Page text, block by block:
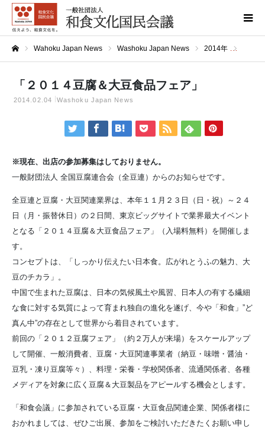
Wahoku Japan News Washoku Japan News 2014年
「２０１４豆腐＆大豆食品フェア」
2014.02.04 Washoku Japan News
※現在、出店の参加募集はしておりません。
一般財団法人 全国豆腐連合会（全豆連）からのお知らせです。
全豆連と豆腐・大豆関連業界は、本年１１月２３日（日・祝）～２４
日（月・振替休日）の２日間、東京ビッグサイトで業界最大イベント
となる「２０１４豆腐＆大豆食品フェア」（入場料無料）を開催しま
す。
コンセプトは、「しっかり伝えたい日本食。広がれとうふの魅力、大
豆のチカラ」。
中国で生まれた豆腐は、日本の気候風土や風習、日本人の有する繊細
な食に対する気質によって育まれ独自の進化を遂げ、今や「和食」”ど
真ん中”の存在として世界から着目されています。
前回の「２０１２豆腐フェア」（約２万人が来場）をスケールアップ
して開催、一般消費者、豆腐・大豆関連事業者（納豆・味噌・醤油・
豆乳・凍り豆腐等々）、料理・栄養・学校関係者、流通関係者、各種
メディアを対象に広く豆腐＆大豆製品をアピールする機会とします。
「和食会議」に参加されている豆腐・大豆食品関連企業、関係者様に
おかれましては、ぜひご出展、参加をご検討いただきたくお願い申し